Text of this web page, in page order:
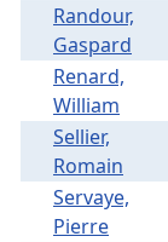
Randour,
Gaspard
Renard,
William
Sellier,
Romain
Servaye,
Pierre